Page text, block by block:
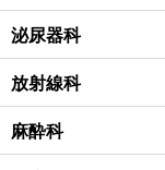
泌尿器科
放射線科
麻酔科